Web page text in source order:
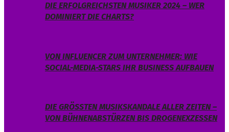
DIE ERFOLGREICHSTEN MUSIKER 2024 – WER
DOMINIERT DIE CHARTS?
VON INFLUENCER ZUM UNTERNEHMER: WIE
SOCIAL-MEDIA-STARS IHR BUSINESS AUFBAUEN
DIE GRÖSSTEN MUSIKSKANDALE ALLER ZEITEN – V
ON BÜHNENABSTÜRZEN BIS DROGENEXZESSEN